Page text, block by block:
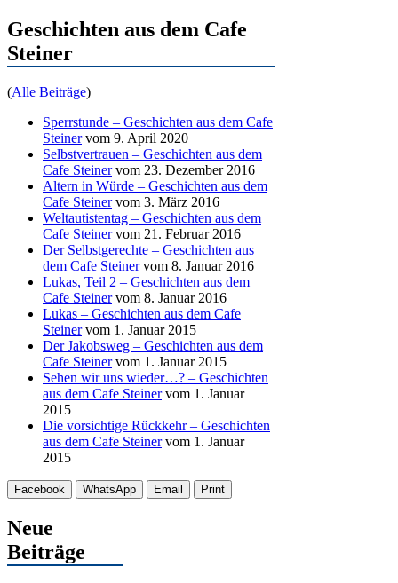
Geschichten aus dem Cafe
Steiner
(Alle Beiträge)
Sperrstunde – Geschichten aus dem Cafe
Steinervom 9. April 2020
Selbstvertrauen – Geschichten aus dem
Cafe Steinervom 23. Dezember 2016
Altern in Würde – Geschichten aus dem
Cafe Steinervom 3. März 2016
Weltautistentag – Geschichten aus dem
Cafe Steinervom 21. Februar 2016
Der Selbstgerechte – Geschichten aus
dem Cafe Steinervom 8. Januar 2016
Lukas, Teil 2 – Geschichten aus dem
Cafe Steinervom 8. Januar 2016
Lukas – Geschichten aus dem Cafe
Steinervom 1. Januar 2015
Der Jakobsweg – Geschichten aus dem
Cafe Steinervom 1. Januar 2015
Sehen wir uns wieder…? – Geschichten
aus dem Cafe Steinervom 1. Januar
2015
Die vorsichtige Rückkehr – Geschichten
aus dem Cafe Steinervom 1. Januar
2015
Facebook WhatsApp Email Print
Neue
Beiträge